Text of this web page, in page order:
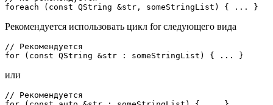
foreach ( const
Рекомендуется использовать цикл for следующего вида
// Рекомендуется
for ( const
или
// Рекомендуется